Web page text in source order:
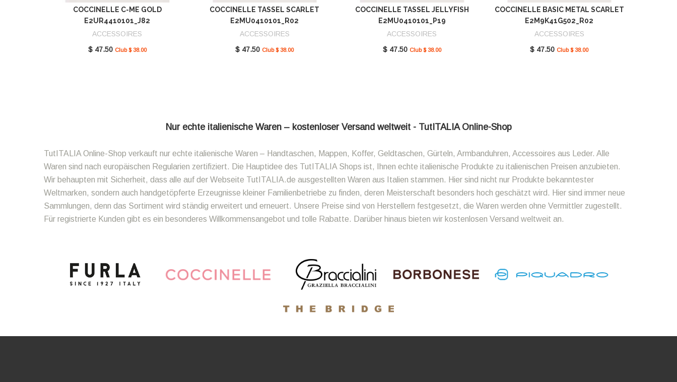
COCCINELLE C-ME GOLD
E2UR4410101_J82
ACCESSOIRES
$ 47.50 Club $ 38.00
COCCINELLE TASSEL SCARLET
E2MU0410101_R02
ACCESSOIRES
$ 47.50 Club $ 38.00
COCCINELLE TASSEL JELLYFISH
E2MU0410101_P19
ACCESSOIRES
$ 47.50 Club $ 38.00
COCCINELLE BASIC METAL SCARLET
E2M9K41G502_R02
ACCESSOIRES
$ 47.50 Club $ 38.00
Nur echte italienische Waren – kostenloser Versand weltweit - TutITALIA Online-Shop
TutITALIA Online-Shop verkauft nur echte italienische Waren – Handtaschen, Mappen, Koffer, Geldtaschen, Gürteln, Armbanduhren, Accessoires aus Leder. Alle
Waren sind nach europäischen Regularien zertifiziert. Die Hauptidee des TutITALIA Shops ist, Ihnen echte italienische Produkte zu italienischen Preisen anzubieten.
Wir behaupten mit Sicherheit, dass alle auf der Webseite TutITALIA.de ausgestellten Waren aus Italien stammen. Hier sind nicht nur Produkte bekanntester
Weltmarken, sondern auch handgetöpferte Erzeugnisse kleiner Familienbetriebe zu finden, deren Meisterschaft besonders hoch geschätzt wird. Hier sind immer neue
Sammlungen, denn das Sortiment wird ständig erweitert und erneuert. Unsere Preise sind von Herstellern festgesetzt, die Waren werden ohne Vermittler zugestellt.
Für registrierte Kunden gibt es ein besonderes Willkommensangebot und tolle Rabatte. Darüber hinaus bieten wir kostenlosen Versand weltweit an.